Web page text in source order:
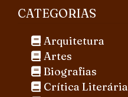
CATEGORIAS
Arquitetura
Artes
Biografias
Crítica Literária